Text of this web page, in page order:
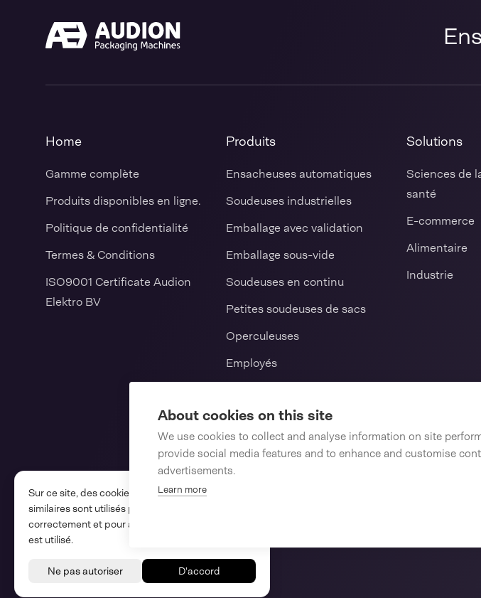
About cookies on this site
We use cookies to collect and analyse information on site
provide social media features and to enhance and customise
advertisements.
Learn more
Home
Gamme complète
Produits disponibles en ligne.
Politique de confidentialité
Termes & Conditions
ISO9001 Certificate Audion
Elektro BV
Produits
Ensacheuses automatiques
Soudeuses industrielles
Emballage avec validation
Emballage sous-vide
Soudeuses en continu
Petites soudeuses de sacs
Operculeuses
Employés
verticales et horizontates
Consommables
Solutions
Sciences de
santé
E-commerce
Alimentaire
Industrie
Audion © 2026
Sur ce site, des cookies et des techniques
similaires sont utilisés pour que le site fonctionne
correctement et pour analyser comment le site
est utilisé.